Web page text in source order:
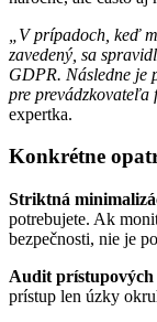
„V prípadoch, keď
zavedený, sa
GDPR. Následne je
pre prevádzkovateľa
expertka.
Konkrétne
Striktná
potrebujete. Ak
bezpečnosti, nie je
Audit
prístup len úzky